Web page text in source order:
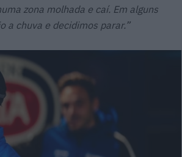
zona molhada e caí. Em alguns
a chuva e decidimos parar.”